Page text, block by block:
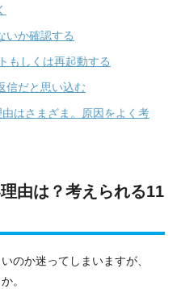
いか確認する
もしくは再起動する
信だと思い込む
はさまざま。原因をよく考
由は？考えられる11
のか迷ってしまいますが、
。